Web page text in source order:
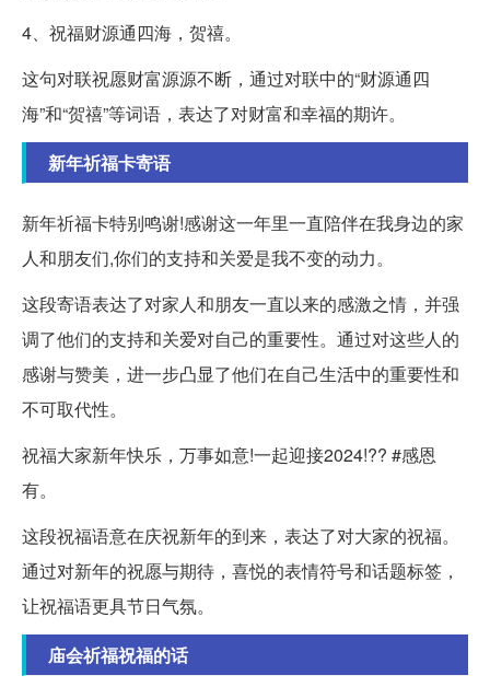
4、祝福财源通四海，贺禧。
这句对联祝愿财富源源不断，通过对联中的“财源通四
海”和“贺禧”等词语，表达了对财富和幸福的期许。
新年祈福卡寄语
新年祈福卡特别鸣谢!感谢这一年里一直陪伴在我身边的家
人和朋友们,你们的支持和关爱是我不变的动力。
这段寄语表达了对家人和朋友一直以来的感激之情，并强
调了他们的支持和关爱对自己的重要性。通过对这些人的
感谢与赞美，进一步凸显了他们在自己生活中的重要性和
不可取代性。
祝福大家新年快乐，万事如意!一起迎接2024!?? #感恩
有。
这段祝福语意在庆祝新年的到来，表达了对大家的祝福。
通过对新年的祝愿与期待，喜悦的表情符号和话题标签，
让祝福语更具节日气氛。
庙会祈福祝福的话